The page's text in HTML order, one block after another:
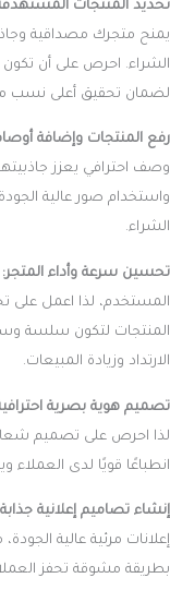
تحديد المنتجات
يمنح متجرك مصداقية
الشراء. احرص على أن
لضمان تحقيق أعلى نسب
رفع المنتجات وإضافة
وصف احترافي يعزز
واستخدام صور عالية
الشراء.
تحسين سرعة وأداء المتجر:
المستخدم، لذا اعمل
المنتجات لتكون سلسة
الارتداد وزيادة المبيعات.
تصميم هوية بصرية
لذا احرص على تصميم شعار
انطباعًا قويًا لدى العملاء
إنشاء تصاميم إعلانية
إعلانات مرئية عالية
بطريقة مشوقة تحفز